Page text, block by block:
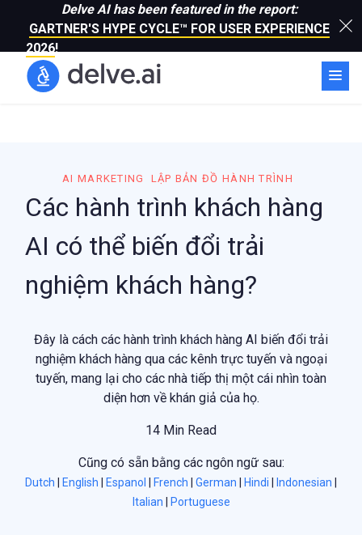
Delve AI has been featured in the report:
GARTNER'S HYPE CYCLE™ FOR USER EXPERIENCE
2026!
AI MARKETING LẬP BẢN ĐỒ HÀNH TRÌNH
Các hành trình khách hàng
AI có thể biến đổi trải
nghiệm khách hàng?
Đây là cách các hành trình khách hàng AI biến đổi trải
nghiệm khách hàng qua các kênh trực tuyến và ngoại
tuyến, mang lại cho các nhà tiếp thị một cái nhìn toàn
diện hơn về khán giả của họ.
14 Min Read
Cũng có sẵn bằng các ngôn ngữ sau:
Dutch English Espanol French German Hindi Indonesian
Italian
Portuguese